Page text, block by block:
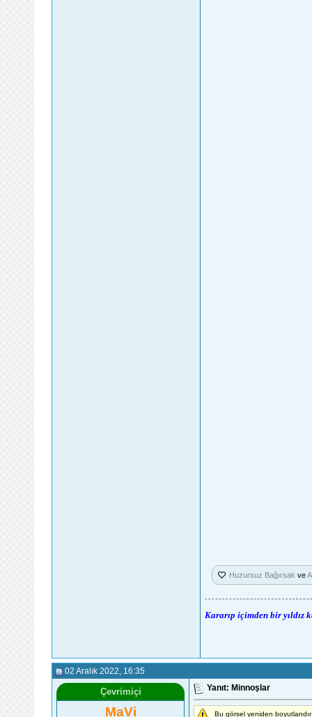
Huzursuz Bağırsak ve
Kararıp içimden bir yıldız
02 Aralık 2022 , 16:35
Çevrimiçi
MaVi
Yanıt: Minnoşlar
Bu görsel yeniden